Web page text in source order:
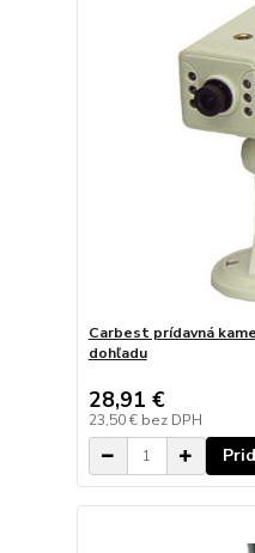
Carbest prídavná
dohľadu
28,91 €
23,50 € bez DPH